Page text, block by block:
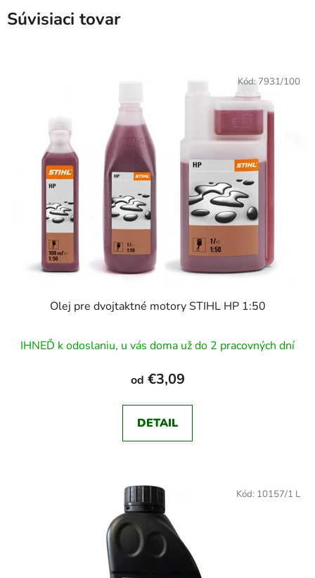
Súvisiaci tovar
Olej pre dvojtaktné motory STIHL HP 1:50
IHNEĎ k odoslaniu, u vás doma už do 2 pracovných dní
od €3,09
DETAIL
Kód: 7931/100
Kód: 10157/1 L